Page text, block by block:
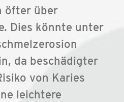
öfter über
Dies könnte unter
da beschädigter
von Karies
leichtere